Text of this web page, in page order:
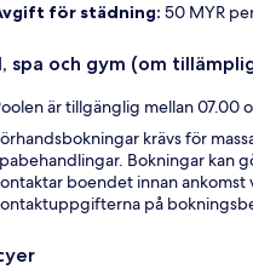
för städning: 50 MYR
spa och gym (om
är tillgänglig mellan 07.00
krävs för
Bokningar kan
boendet innan ankomst
på